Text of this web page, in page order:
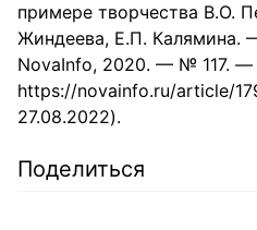
примере творчества В.О.
Жиндеева, Е.П. Калямина.
NovaInfo, 2020. — № 117.
https://novainfo.ru/article/
27.08.2022).
Поделиться